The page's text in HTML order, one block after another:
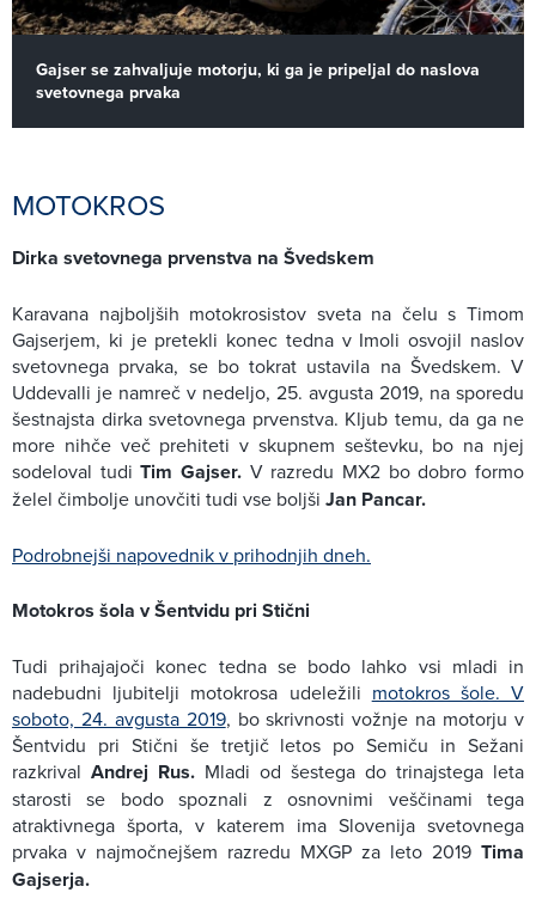
Gajser se zahvaljuje motorju, ki ga je pripeljal do naslova
svetovnega prvaka
MOTOKROS
Dirka svetovnega prvenstva na Švedskem
Karavana najboljših motokrosistov sveta na čelu s Timom
Gajserjem, ki je pretekli konec tedna v Imoli osvojil naslov
svetovnega prvaka, se bo tokrat ustavila na Švedskem. V
Uddevalli je namreč v nedeljo, 25. avgusta 2019, na sporedu
šestnajsta dirka svetovnega prvenstva. Kljub temu, da ga ne
more nihče več prehiteti v skupnem seštevku, bo na njej
sodeloval tudiTim Gajser. V razredu MX2 bo dobro formo
želel čimbolje unovčiti tudi vse boljši Jan Pancar.
Podrobnejši napovednik v prihodnjih dneh.
Motokros šola v Šentvidu pri Stični
Tudi prihajajoči konec tedna se bodo lahko vsi mladi in
nadebudni ljubitelji motokrosa udeležili motokros šole. V
soboto, 24. avgusta 2019, bo skrivnosti vožnje na motorju v
Šentvidu pri Stični še tretjič letos po Semiču in Sežani
razkrival Andrej Rus. Mladi od šestega do trinajstega leta
starosti se bodo spoznali z osnovnimi veščinami tega
atraktivnega športa, v katerem ima Slovenija svetovnega
prvaka v najmočnejšem razredu MXGP za leto 2019 Tima
Gajserja.